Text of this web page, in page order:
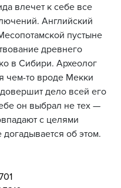
влечет к себе все
Английский
пустыне
древнего
в Сибири. Археолог
чем-то вроде Мекки
дело всей его
он выбрал не тех —
с целями
об этом.